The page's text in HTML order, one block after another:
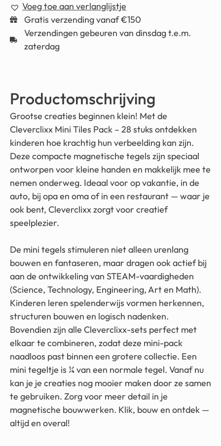
Voeg toe aan verlanglijstje
Gratis verzending vanaf €150
Verzendingen gebeuren van dinsdag t.e.m.
zaterdag
Productomschrijving
Grootse creaties beginnen klein! Met de
Cleverclixx Mini Tiles Pack – 28 stuks ontdekken
kinderen hoe krachtig hun verbeelding kan zijn.
Deze compacte magnetische tegels zijn speciaal
ontworpen voor kleine handen en makkelijk mee te
nemen onderweg. Ideaal voor op vakantie, in de
auto, bij opa en oma of in een restaurant — waar je
ook bent, Cleverclixx zorgt voor creatief
speelplezier.
De mini tegels stimuleren niet alleen urenlang
bouwen en fantaseren, maar dragen ook actief bij
aan de ontwikkeling van STEAM-vaardigheden
(Science, Technology, Engineering, Art en Math).
Kinderen leren spelenderwijs vormen herkennen,
structuren bouwen en logisch nadenken.
Bovendien zijn alle Cleverclixx-sets perfect met
elkaar te combineren, zodat deze mini-pack
naadloos past binnen een grotere collectie. Een
mini tegeltje is ¼ van een normale tegel. Vanaf nu
kan je je creaties nog mooier maken door ze samen
te gebruiken. Zorg voor meer detail in je
magnetische bouwwerken. Klik, bouw en ontdek —
altijd en overal!